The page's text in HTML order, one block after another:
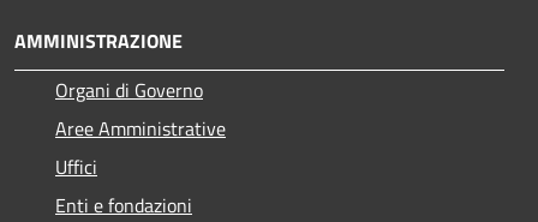
AMMINISTRAZIONE
Organi di Governo
Aree Amministrative
Uffici
Enti e fondazioni